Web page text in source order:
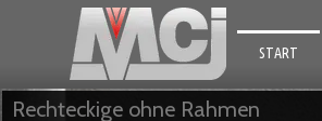
START
Rechteckige ohne Rahmen